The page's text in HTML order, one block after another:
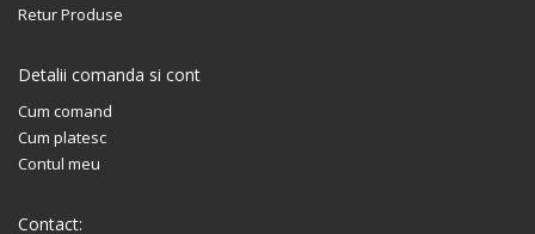
Retur Produse
Detalii comanda si cont
Cum comand
Cum platesc
Contul meu
Contact: